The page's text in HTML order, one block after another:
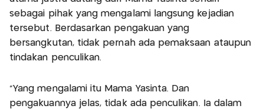
sebagai pihak yang mengalami langsung kejadian
tersebut. Berdasarkan pengakuan yang
bersangkutan, tidak pernah ada pemaksaan ataupun
tindakan penculikan.
“Yang mengalami itu Mama Yasinta. Dan
pengakuannya jelas, tidak ada penculikan. Ia dalam